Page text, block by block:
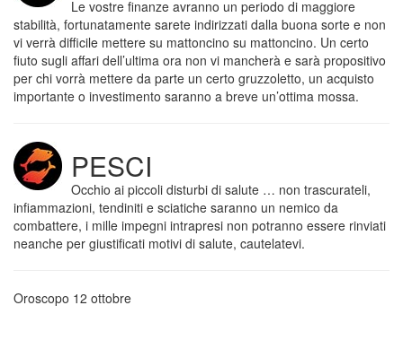
Le vostre finanze avranno un periodo di maggiore
stabilità, fortunatamente sarete indirizzati dalla buona sorte e non
vi verrà difficile mettere su mattoncino su mattoncino. Un certo
fiuto sugli affari dell’ultima ora non vi mancherà e sarà propositivo
per chi vorrà mettere da parte un certo gruzzoletto, un acquisto
importante o investimento saranno a breve un’ottima mossa.
PESCI
Occhio ai piccoli disturbi di salute … non trascurateli,
infiammazioni, tendiniti e sciatiche saranno un nemico da
combattere, i mille impegni intrapresi non potranno essere rinviati
neanche per giustificati motivi di salute, cautelatevi.
Oroscopo 12 ottobre